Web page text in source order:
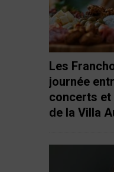
Les
journée
concerts
de la Villa